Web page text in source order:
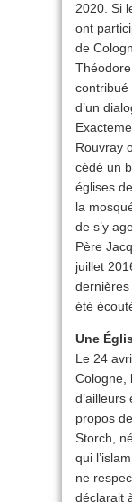
2020. Si
ont
de
contribué
d’un
Rouvray
cédé un
églises
la
de s’y
Père
juillet
dernières
été
Une
Le 24
Cologne,
propos
Storch,
qui
ne
déclarait